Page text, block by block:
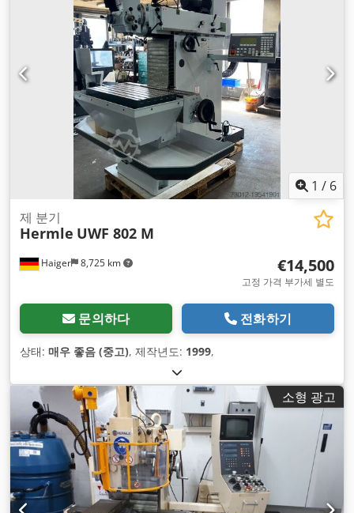
1 / 6
Haiger 8,725 km
제 분기
Hermle UWF 802 M
€14,500
고정 가격 부가세 별도
문의하다 전화하기
상태: 매우 좋음 (중고), 제작년도: 1999,
소형 광고